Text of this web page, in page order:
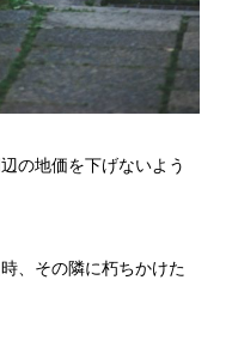
の地価を下げないよう
、その隣に朽ちかけた